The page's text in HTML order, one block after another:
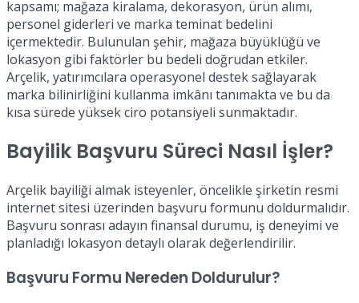
kapsamı; mağaza kiralama, dekorasyon, ürün alımı,
personel giderleri ve marka teminat bedelini
içermektedir. Bulunulan şehir, mağaza büyüklüğü ve
lokasyon gibi faktörler bu bedeli doğrudan etkiler.
Arçelik, yatırımcılara operasyonel destek sağlayarak
marka bilinirliğini kullanma imkânı tanımakta ve bu da
kısa sürede yüksek ciro potansiyeli sunmaktadır.
Bayilik Başvuru Süreci Nasıl İşler?
Arçelik bayiliği almak isteyenler, öncelikle şirketin resmi
internet sitesi üzerinden başvuru formunu doldurmalıdır.
Başvuru sonrası adayın finansal durumu, iş deneyimi ve
planladığı lokasyon detaylı olarak değerlendirilir.
Başvuru Formu Nereden Doldurulur?